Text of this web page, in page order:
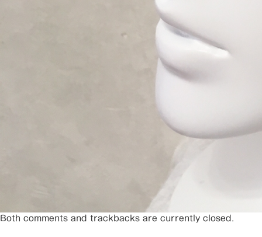
Both comments and trackbacks are currently closed.